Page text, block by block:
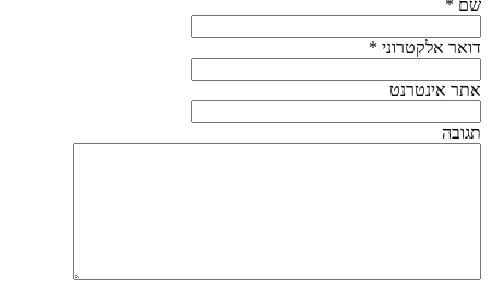
שם *
דואר אלקטרוני *
אתר אינטרנט
תגובה